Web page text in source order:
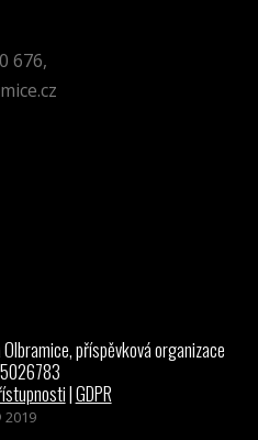
676,
příspěvková organizace
|GDPR